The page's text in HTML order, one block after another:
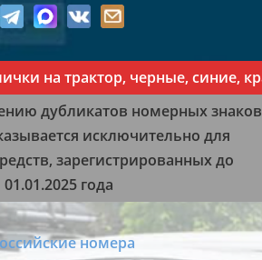
трактор, черные, синие,
дубликатов номерных знаков
исключительно для
зарегистрированных до
01.01.2025 года
номера